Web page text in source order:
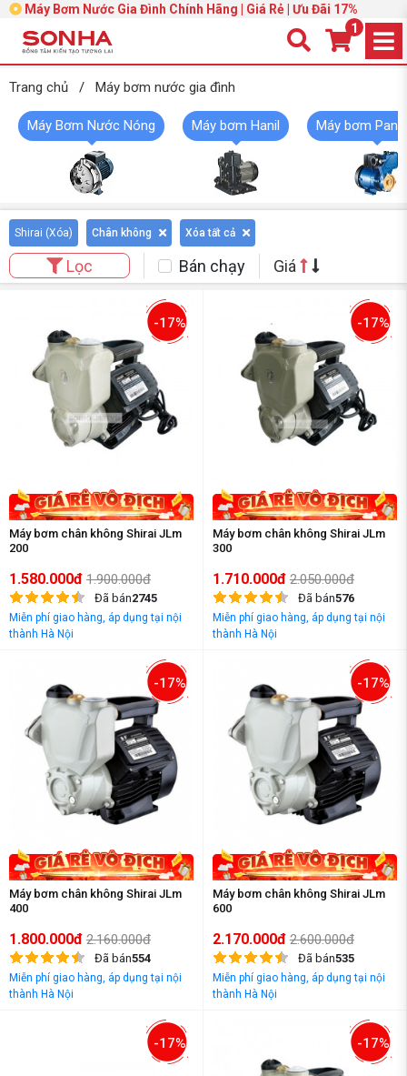
Máy Bơm Nước Gia Đình Chính Hãng | Giá Rẻ | Ưu Đãi 17%
1
Trang chủ / Máy bơm nước gia đình
Máy Bơm Nước Nóng Máy bơm Hanil Máy bơm
Shirai (Xóa) Chân không Xóa tất cả
Lọc Bán chạy Giá
-17%
Máy bơm chân không Shirai JLm
200
1.580.000đ 1.900.000đ
Đã bán2745
Miễn phí giao hàng, áp dụng tại nội
thành Hà Nội
-17%
Máy bơm chân không Shirai JLm
300
1.710.000đ 2.050.000đ
Đã bán576
Miễn phí giao hàng, áp dụng tại nội
thành Hà Nội
-17%
Máy bơm chân không Shirai JLm
400
1.800.000đ 2.160.000đ
Đã bán554
Miễn phí giao hàng, áp dụng tại nội
thành Hà Nội
-17%
Máy bơm chân không Shirai JLm
600
2.170.000đ 2.600.000đ
Đã bán535
Miễn phí giao hàng, áp dụng tại nội
thành Hà Nội
-17% -17%